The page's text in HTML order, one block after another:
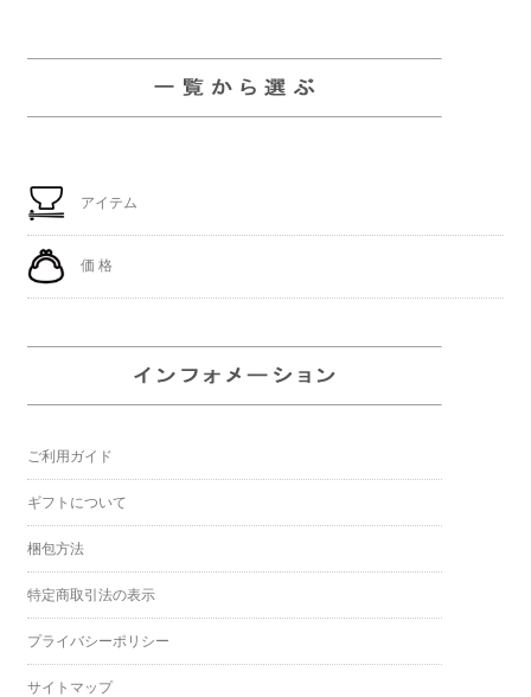
アイテム
価 格
ご利用ガイド
ギフトについて
梱包方法
特定商取引法の表示
プライバシーポリシー
サイトマップ